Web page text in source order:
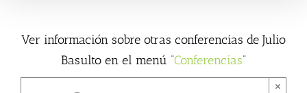
Ver información sobre otras conferencias de Julio
Basulto en el menú “Conferencias”
×